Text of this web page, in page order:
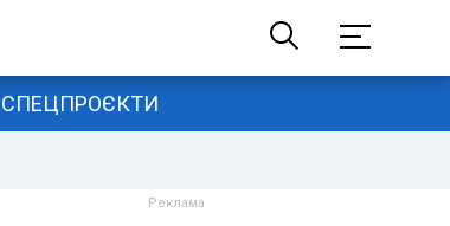
СПЕЦПРОЄКТИ